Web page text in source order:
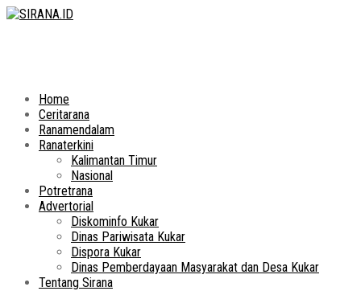
Home
Ceritarana
Ranamendalam
Ranaterkini
Kalimantan Timur
Nasional
Potretrana
Advertorial
Diskominfo Kukar
Dinas Pariwisata Kukar
Dispora Kukar
Dinas Pemberdayaan Masyarakat dan Desa Kukar
Tentang Sirana